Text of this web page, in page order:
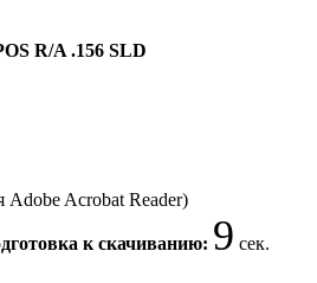
R/A .156 SLD
Adobe Acrobat Reader)
к скачиванию: 9 сек.